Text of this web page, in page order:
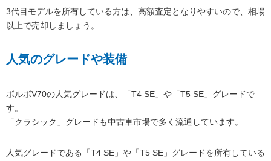
3代目モデルを所有している方は、高額査定となりやすいので、相場
以上で売却しましょう。
人気のグレードや装備
ボルボV70の人気グレードは、「T4 SE」や「T5 SE」グレードで
す。
「クラシック」グレードも中古車市場で多く流通しています。
人気グレードである「T4 SE」や「T5 SE」グレードを所有している